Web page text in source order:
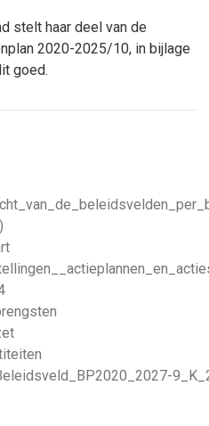
stelt haar deel van de
2020-2025/10, in bijlage
goed.